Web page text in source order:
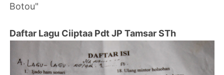
Botou"
Daftar Lagu Ciiptaa Pdt JP Tamsar STh